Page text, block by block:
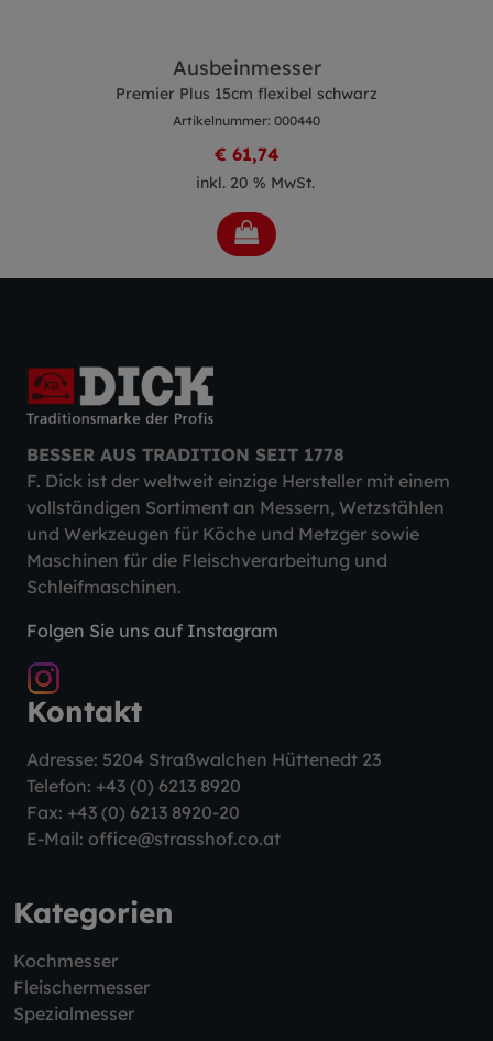
Ausbeinmesser
Premier Plus 15cm flexibel schwarz
Artikelnummer: 000440
€ 61,74
inkl. 20 % MwSt.
BESSER AUS TRADITION SEIT 1778
F. Dick ist der weltweit einzige Hersteller mit einem
vollständigen Sortiment an Messern, Wetzstählen
und Werkzeugen für Köche und Metzger sowie
Maschinen für die Fleischverarbeitung und
Schleifmaschinen.
Folgen Sie uns auf Instagram
Kontakt
Adresse: 5204 Straßwalchen Hüttenedt 23
Telefon: +43 (0) 6213 8920
Fax: +43 (0) 6213 8920-20
E-Mail: office@strasshof.co.at
Kategorien
Kochmesser
Fleischermesser
Spezialmesser